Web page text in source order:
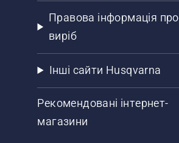
Правова інформація про
виріб
Інші сайти Husqvarna
Рекомендовані інтернет-
магазини